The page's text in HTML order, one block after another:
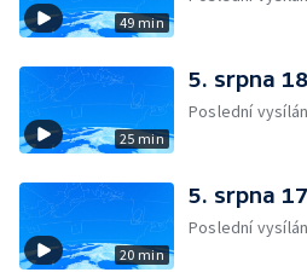
49 min
25 min
5. srpna
Poslední
20 min
5. srpna
Poslední